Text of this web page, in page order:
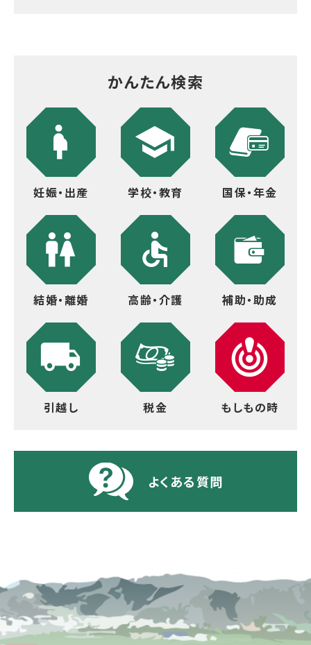
かんたん検索
妊娠・出産 学校・教育 国保・年金
結婚・離婚 高齢・介護 補助・助成
引越し 税金 もしもの時
よくある質問